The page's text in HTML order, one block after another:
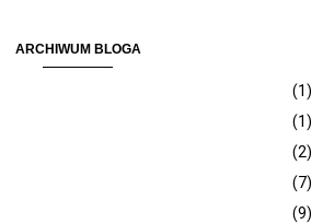
ARCHIWUM BLOGA
(1)
(1)
(2)
(7)
(9)